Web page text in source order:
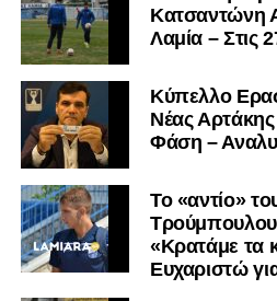
Ακολουθήστε το lamiara.grστο
μαθαίνετε πρώτοι τα κυανόλευκα
υπόλοιπο κόσμο. Ακολουθήστε
Facebook
Twitterκαι στο
μαθαίνετε σε χρόνο dt όλα τα νέα.
Κατσαντώνη
Λαμία – Στις
Kύπελλο
Nέας
Φάση –
Το «αντίο»
«Κρατάμε τα
Ευχαριστώ